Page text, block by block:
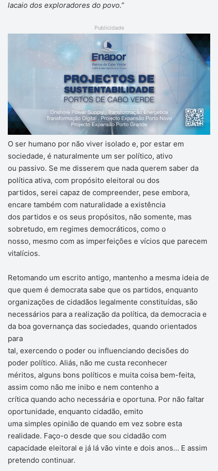
lacaio dos exploradores do povo.”
Publicidade
O ser humano por não viver isolado e, por estar em
sociedade, é naturalmente um ser político, ativo
ou passivo. Se me disserem que nada querem saber da
política ativa, com propósito eleitoral ou dos
partidos, serei capaz de compreender, pese embora,
encare também com naturalidade a existência
dos partidos e os seus propósitos, não somente, mas
sobretudo, em regimes democráticos, como o
nosso, mesmo com as imperfeições e vícios que parecem
vitalícios.
Retomando um escrito antigo, mantenho a mesma ideia de
que quem é democrata sabe que os partidos, enquanto
organizações de cidadãos legalmente constituídas, são
necessários para a realização da política, da democracia e
da boa governança das sociedades, quando orientados
para
tal, exercendo o poder ou influenciando decisões do
poder político. Aliás, não me custa reconhecer
méritos, alguns bons políticos e muita coisa bem-feita,
assim como não me inibo e nem contenho a
crítica quando acho necessária e oportuna. Por não faltar
oportunidade, enquanto cidadão, emito
uma simples opinião de quando em vez sobre esta
realidade. Faço-o desde que sou cidadão com
capacidade eleitoral e já lá vão vinte e dois anos… E assim
pretendo continuar.